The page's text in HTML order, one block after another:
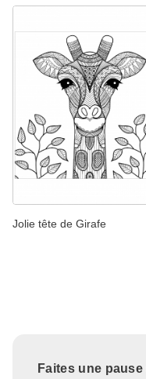
Jolie tête de Girafe
Faites une